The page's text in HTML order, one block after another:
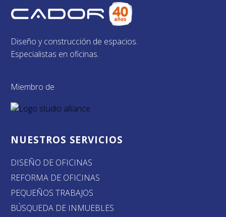
Diseño y construcción de espacios.
Especialistas en oficinas.
Miembro de
NUESTROS SERVICIOS
DISEÑO DE OFICINAS
REFORMA DE OFICINAS
PEQUEÑOS TRABAJOS
BÚSQUEDA DE INMUEBLES